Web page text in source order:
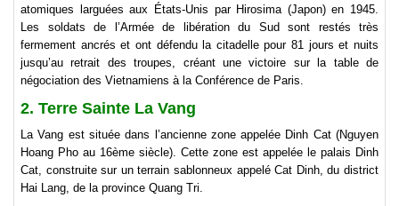
atomiques larguées aux États-Unis par Hirosima (Japon) en 1945.
Les soldats de l’Armée de libération du Sud sont restés très
fermement ancrés et ont défendu la citadelle pour 81 jours et nuits
jusqu’au retrait des troupes, créant une victoire sur la table de
négociation des Vietnamiens à la Conférence de Paris.
2. Terre Sainte La Vang
La Vang est située dans l’ancienne zone appelée Dinh Cat (Nguyen
Hoang Pho au 16ème siècle). Cette zone est appelée le palais Dinh
Cat, construite sur un terrain sablonneux appelé Cat Dinh, du district
Hai Lang, de la province Quang Tri.